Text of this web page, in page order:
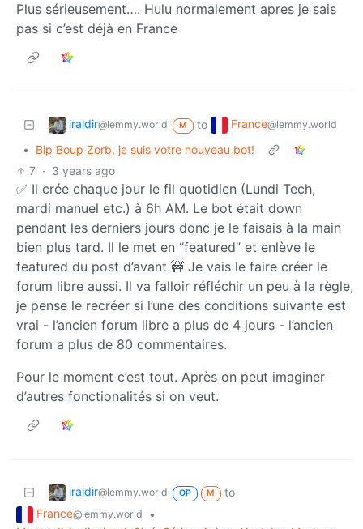
Plus sérieusement…. Hulu normalement apres je sais
pas si c’est déjà en France
iraldir@lemmy.world M to France@lemmy.world
•
Bip Boup Zorb, je suis votre nouveau bot!
7 · 3 years ago
✅ Il crée chaque jour le fil quotidien (Lundi Tech,
mardi manuel etc.) à 6h AM. Le bot était down
pendant les derniers jours donc je le faisais à la main
bien plus tard. Il le met en “featured” et enlève le
featured du post d’avant 🚧 Je vais le faire créer le
forum libre aussi. Il va falloir réfléchir un peu à la règle,
je pense le recréer si l’une des conditions suivante est
vrai - l’ancien forum libre a plus de 4 jours - l’ancien
forum a plus de 80 commentaires.
Pour le moment c’est tout. Après on peut imaginer
d’autres fonctionalités si on veut.
iraldir@lemmy.world OP M
to
France@lemmy.world
•